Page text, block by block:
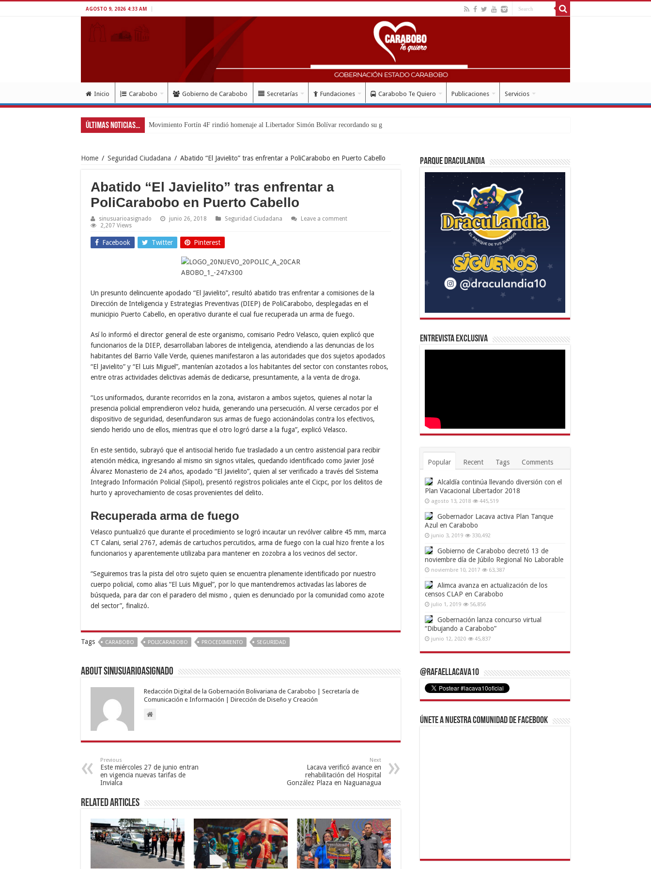
AGOSTO 9, 2026 4:33 AM
Inicio Carabobo Gobierno de Carabobo Secretarías Fundaciones Carabobo Te Quiero Publicaciones Servicios
Últimas Noticias... Exitoso desp
Home / Seguridad Ciudadana / Abatido “El Javielito” tras enfrentar a PoliCarabobo en Puerto Cabello
Abatido “El Javielito” tras enfrentar a
PoliCarabobo en Puerto Cabello
sinusuarioasignado junio 26, 2018 Seguridad Ciudadana
Leave a comment
2,207 Views
Facebook Twitter Pinterest
Un presunto delincuente apodado “El Javielito”, resultó abatido tras enfrentar a comisiones de la
Dirección de Inteligencia y Estrategias Preventivas (DIEP) de PoliCarabobo, desplegadas en el
municipio Puerto Cabello, en operativo durante el cual fue recuperada un arma de fuego.
Así lo informó el director general de este organismo, comisario Pedro Velasco, quien explicó que
funcionarios de la DIEP, desarrollaban labores de inteligencia, atendiendo a las denuncias de los
habitantes del Barrio Valle Verde, quienes manifestaron a las autoridades que dos sujetos apodados
“El Javielito” y “El Luis Miguel”, mantenían azotados a los habitantes del sector con constantes robos,
entre otras actividades delictivas además de dedicarse, presuntamente, a la venta de droga.
“Los uniformados, durante recorridos en la zona, avistaron a ambos sujetos, quienes al notar la
presencia policial emprendieron veloz huida, generando una persecución. Al verse cercados por el
dispositivo de seguridad, desenfundaron sus armas de fuego accionándolas contra los efectivos,
siendo herido uno de ellos, mientras que el otro logró darse a la fuga”, explicó Velasco.
En este sentido, subrayó que el antisocial herido fue trasladado a un centro asistencial para recibir
atención médica, ingresando al mismo sin signos vitales, quedando identificado como Javier José
Álvarez Monasterio de 24 años, apodado “El Javielito”, quien al ser verificado a través del Sistema
Integrado Información Policial (Siipol), presentó registros policiales ante el Cicpc, por los delitos de
hurto y aprovechamiento de cosas provenientes del delito.
Recuperada arma de fuego
Velasco puntualizó que durante el procedimiento se logró incautar un revólver calibre 45 mm, marca
CT Calani, serial 2767, además de cartuchos percutidos, arma de fuego con la cual hizo frente a los
funcionarios y aparentemente utilizaba para mantener en zozobra a los vecinos del sector.
“Seguiremos tras la pista del otro sujeto quien se encuentra plenamente identificado por nuestro
cuerpo policial, como alias “El Luis Miguel”, por lo que mantendremos activadas las labores de
búsqueda, para dar con el paradero del mismo , quien es denunciado por la comunidad como azote
del sector”, finalizó.
Tags CARABOBO POLICARABOBO PROCEDIMIENTO SEGURIDAD
About sinusuarioasignado
Redacción Digital de la Gobernación Bolivariana de Carabobo | Secretaría de
Comunicación e Información | Dirección de Diseño y Creación
Previous
Este miércoles 27 de junio entran
en vigencia nuevas tarifas de
Invialca
Next
Lacava verificó avance en
rehabilitación del Hospital
González Plaza en Naguanagua
Related Articles
Parque Draculandia
Entrevista Exclusiva
Popular Recent Tags Comments
Alcaldía continúa llevando diversión con el
Plan Vacacional Libertador 2018
agosto 13, 2018 445,519
Gobernador Lacava activa Plan Tanque
Azul en Carabobo
junio 3, 2019 330,492
Gobierno de Carabobo decretó 13 de
noviembre día de Júbilo Regional No Laborable
noviembre 10, 2017 63,387
Alimca avanza en actualización de los
censos CLAP en Carabobo
julio 1, 2019 56,856
Gobernación lanza concurso virtual
“Dibujando a Carabobo”
junio 12, 2020 45,837
@RafaelLacava10
Únete a nuestra comunidad de Facebook